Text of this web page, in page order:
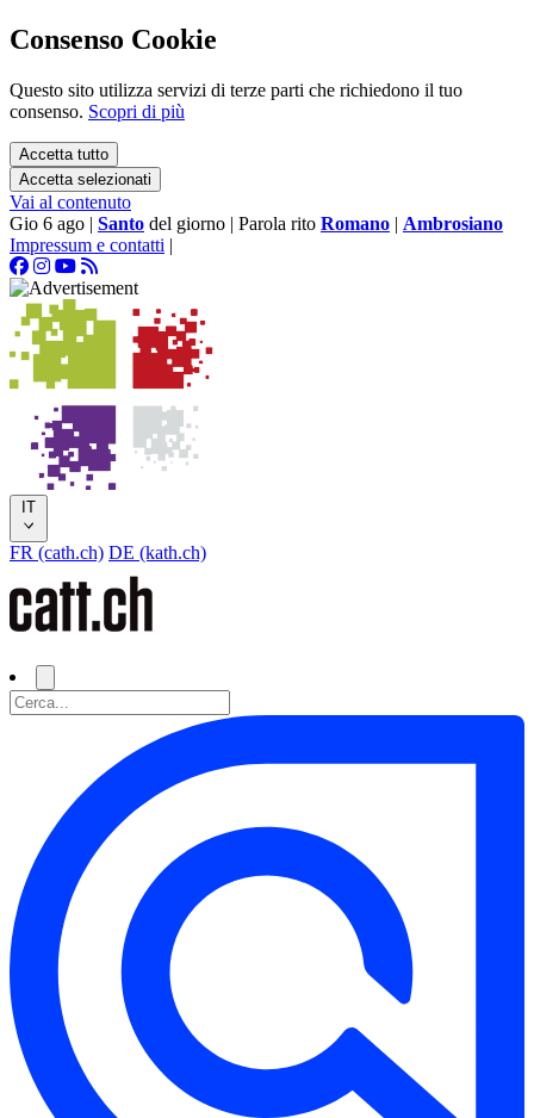
Consenso Cookie
Questo sito utilizza servizi di terze parti che richiedono il tuo
consenso. Scopri di più
Accetta tutto
Accetta selezionati
Vai al contenuto
Gio 6 ago | Santo del giorno | Parola rito Romano | Ambrosiano
Impressum e contatti |
IT
FR (cath.ch) DE (kath.ch)